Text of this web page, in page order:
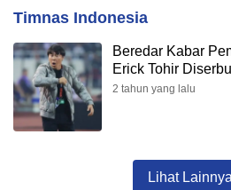
Timnas Indonesia
Beredar Kabar
Erick Tohir
2 tahun yang lalu
Lihat Lainnya